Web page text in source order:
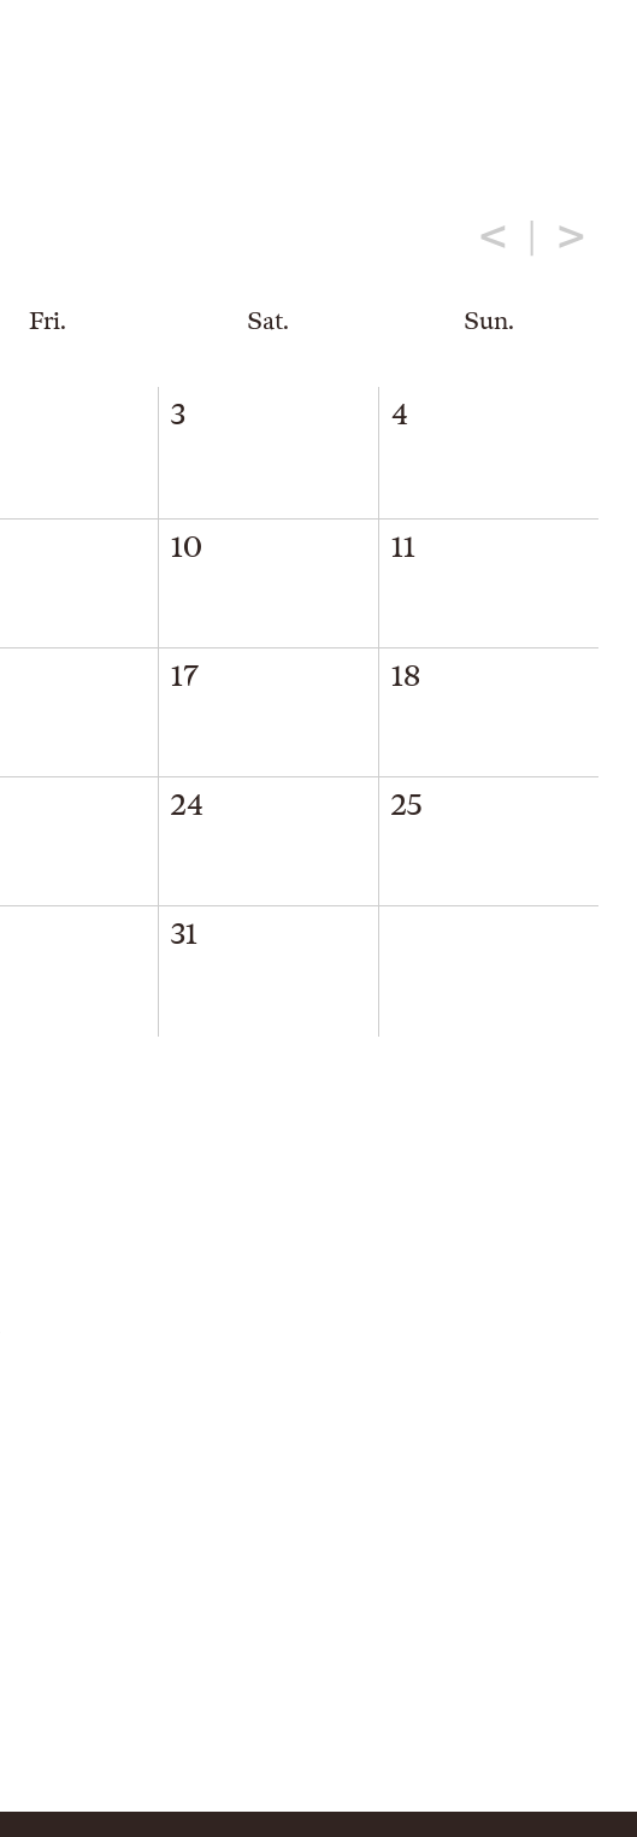
< >
Fri. Sat. Sun.
3 4
10 11
17 18
24 25
31